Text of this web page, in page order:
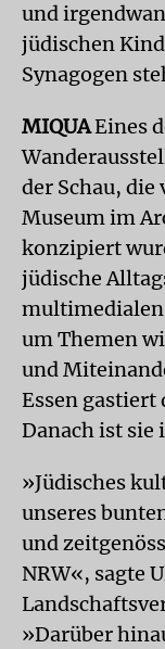
und
jüdischen
Synagogen
MIQUAEines
der Schau, die
Museum im
konzipiert
jüdische
multimedialen
um Themen
und
Essen gastiert
Danach ist sie
»Jüdisches
unseres
und
NRW«, sagte
»Darüber